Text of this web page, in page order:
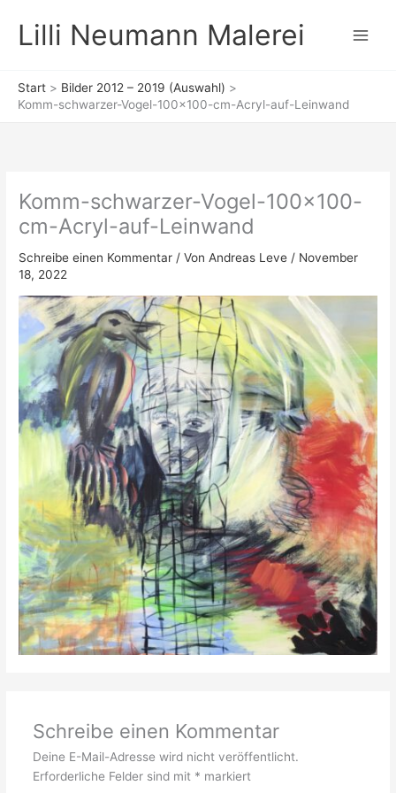
Inhalt
springen
Lilli Neumann Malerei
Start
Bilder 2012 – 2019 (Auswahl)
Komm-schwarzer-Vogel-100×100-cm-Acryl-auf-Leinwand
Komm-schwarzer-Vogel-100×100-
cm-Acryl-auf-Leinwand
Schreibe einen Kommentar / VonAndreas Leve / November
18, 2022
Schreibe einen Kommentar
Deine E-Mail-Adresse wird nicht veröffentlicht.
Erforderliche Felder sind mit * markiert